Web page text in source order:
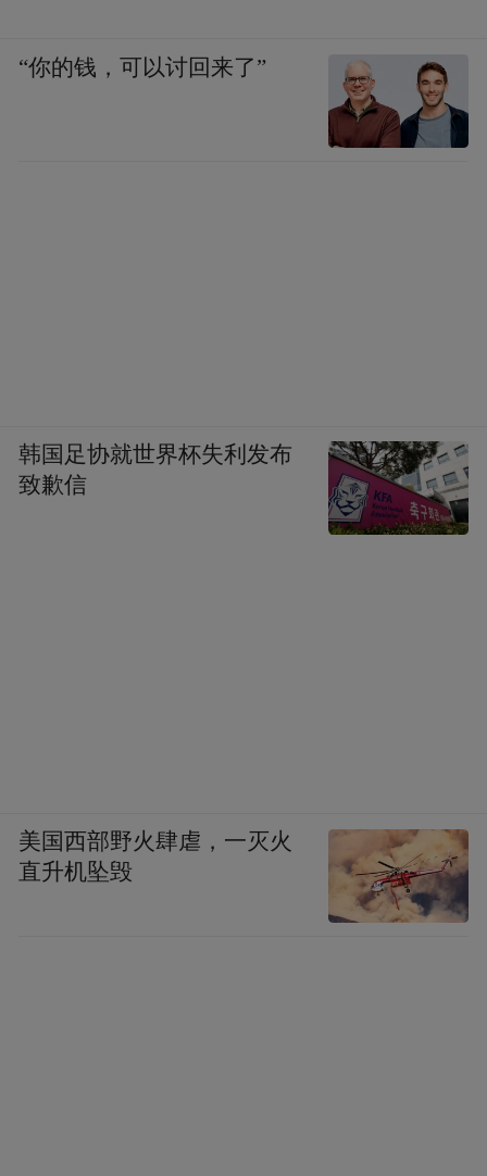
“你的钱，可以讨回来了”
韩国足协就世界杯失利发布
致歉信
美国西部野火肆虐，一灭火
直升机坠毁